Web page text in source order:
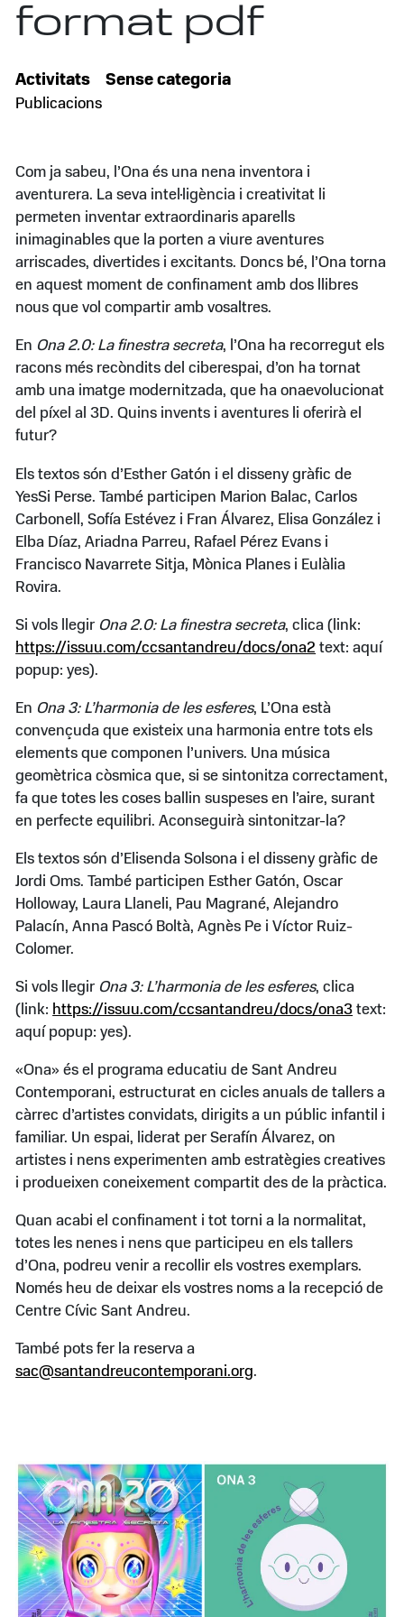
format pdf
Activitats
Sense categoria
Publicacions
Com ja sabeu, l’Ona és una nena inventora i
aventurera. La seva intel·ligència i creativitat li
permeten inventar extraordinaris aparells
inimaginables que la porten a viure aventures
arriscades, divertides i excitants. Doncs bé, l’Ona torna
en aquest moment de confinament amb dos llibres
nous que vol compartir amb vosaltres.
En Ona 2.0: La finestra secreta, l’Ona ha recorregut els
racons més recòndits del ciberespai, d’on ha tornat
amb una imatge modernitzada, que ha onaevolucionat
del píxel al 3D. Quins invents i aventures li oferirà el
futur?
Els textos són d’Esther Gatón i el disseny gràfic de
YesSi Perse. També participen Marion Balac, Carlos
Carbonell, Sofía Estévez i Fran Álvarez, Elisa González i
Elba Díaz, Ariadna Parreu, Rafael Pérez Evans i
Francisco Navarrete Sitja, Mònica Planes i Eulàlia
Rovira.
Si vols llegir Ona 2.0: La finestra secreta, clica (link:
https://issuu.com/ccsantandreu/docs/ona2 text: aquí
popup: yes).
En Ona 3: L’harmonia de les esferes, L’Ona està
convençuda que existeix una harmonia entre tots els
elements que componen l’univers. Una música
geomètrica còsmica que, si se sintonitza correctament,
fa que totes les coses ballin suspeses en l’aire, surant
en perfecte equilibri. Aconseguirà sintonitzar-la?
Els textos són d’Elisenda Solsona i el disseny gràfic de
Jordi Oms. També participen Esther Gatón, Oscar
Holloway, Laura Llaneli, Pau Magrané, Alejandro
Palacín, Anna Pascó Boltà, Agnès Pe i Víctor Ruiz-
Colomer.
Si vols llegir Ona 3: L’harmonia de les esferes, clica
(link: https://issuu.com/ccsantandreu/docs/ona3 text:
aquí popup: yes).
«Ona» és el programa educatiu de Sant Andreu
Contemporani, estructurat en cicles anuals de tallers a
càrrec d’artistes convidats, dirigits a un públic infantil i
familiar. Un espai, liderat per Serafín Álvarez, on
artistes i nens experimenten amb estratègies creatives
i produeixen coneixement compartit des de la pràctica.
Quan acabi el confinament i tot torni a la normalitat,
totes les nenes i nens que participeu en els tallers
d’Ona, podreu venir a recollir els vostres exemplars.
Només heu de deixar els vostres noms a la recepció de
Centre Cívic Sant Andreu.
També pots fer la reserva a
sac@santandreucontemporani.org.